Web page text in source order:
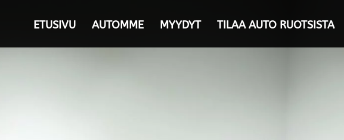
ETUSIVU AUTOMME MYYDYT TILAA AUTO RUOTSISTA